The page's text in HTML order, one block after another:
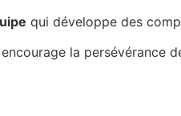
qui développe des
la persévérance